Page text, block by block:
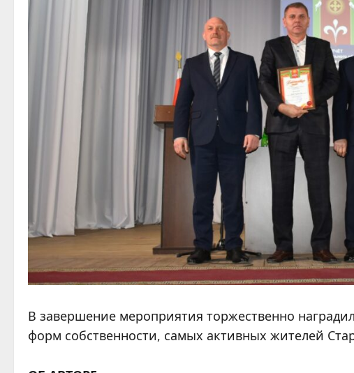
В завершение мероприятия торжественно
форм собственности, самых активных жителей